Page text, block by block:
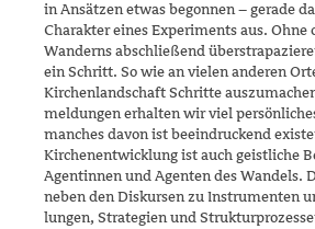
in Ansät­zen etwas begonnen – gerade
Charakter eines Experi­ments aus. Ohne
Wanderns abschließend
ein Schritt. So wie an vielen anderen
Kirchenlandschaft Schritte
meldungen erhalten wir viel
manches davon ist beeindru­ckend
Kirchenentwicklung ist auch geistliche
Agentinnen und Agenten des Wandels.
neben den Diskursen zu Instrumenten
lungen, Strategien und